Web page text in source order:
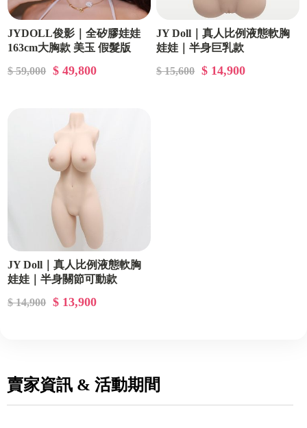
JYDOLL俊影｜全矽膠娃娃
163cm大胸款 美玉 假髮版
$ 59,000
$ 49,800
JY Doll｜真人比例液態軟胸
娃娃｜半身巨乳款
$ 15,600
$ 14,900
JY Doll｜真人比例液態軟胸
娃娃｜半身關節可動款
$ 14,900
$ 13,900
賣家資訊 & 活動期間